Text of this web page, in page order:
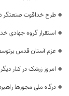
طرح خداقوت صنعتگر
استقرار گروه جهادی خدمات محور از ۲۲ تا ۲۵
عزم آستان قدس
امروز زرشک در کنار
درگاه ملی مجوزها